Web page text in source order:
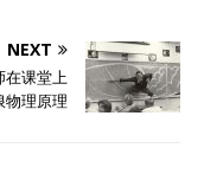
NEXT
在课堂上
物理原理